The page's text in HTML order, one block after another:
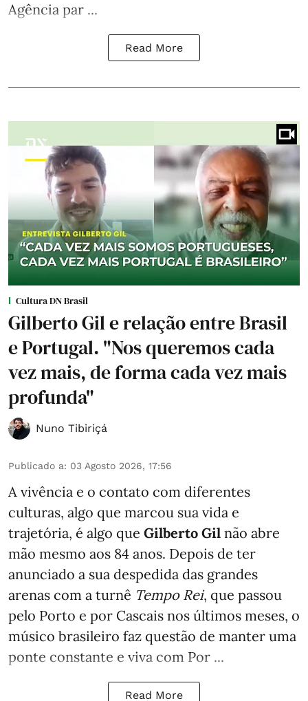
Agência par ...
Read More
Cultura DN Brasil
Gilberto Gil e relação entre Brasil
e Portugal. "Nos queremos cada
vez mais, de forma cada vez mais
profunda"
Nuno Tibiriçá
Publicado a: 03 Agosto 2026, 17:56
A vivência e o contato com diferentes
culturas, algo que marcou sua vida e
trajetória, é algo que Gilberto Gil não abre
mão mesmo aos 84 anos. Depois de ter
anunciado a sua despedida das grandes
arenas com a turnê Tempo Rei, que passou
pelo Porto e por Cascais nos últimos meses, o
músico brasileiro faz questão de manter uma
ponte constante e viva com Por ...
Read More